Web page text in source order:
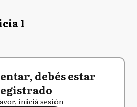
1
debés estar
iniciá sesión